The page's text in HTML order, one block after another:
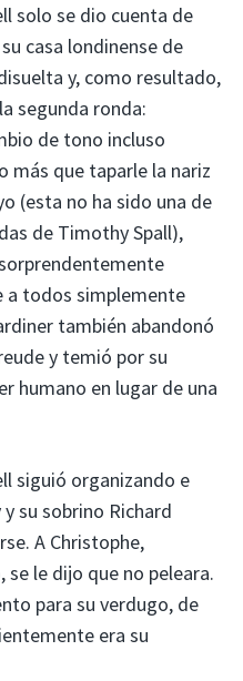
solo se dio cuenta de
casa londinense de
y, como resultado,
segunda ronda:
de tono incluso
más que taparle la nariz
(esta no ha sido una de
de Timothy Spall),
a todos simplemente
también abandonó
y temió por su
humano en lugar de una
siguió organizando e
su sobrino Richard
A Christophe,
le dijo que no peleara.
para su verdugo, de
era su